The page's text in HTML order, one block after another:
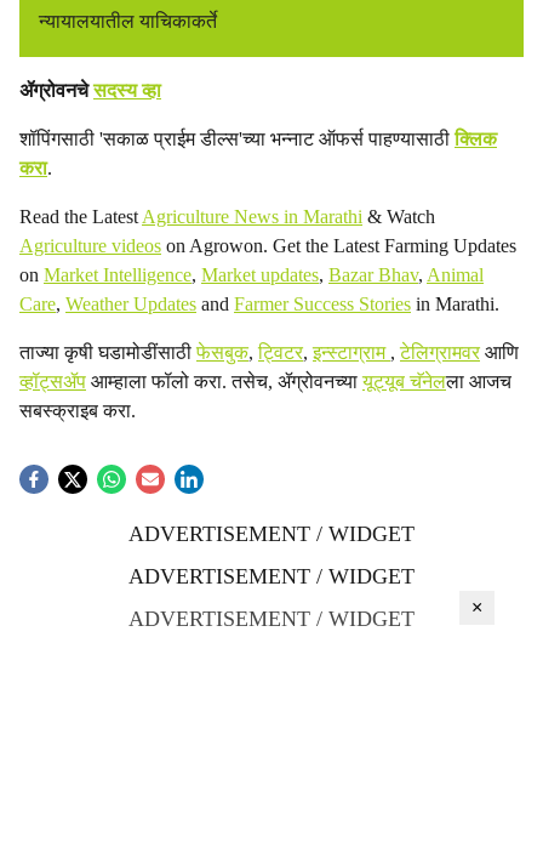
न्यायालयातील याचिकाकर्ते
ॲग्रोवनचेसदस्य व्हा
शॉपिंगसाठी 'सकाळ प्राईम डील्स'च्या भन्नाट ऑफर्स पाहण्यासाठीक्लिक
करा.
Read the Latest Agriculture News in Marathi & Watch
Agriculture videos on Agrowon. Get the Latest Farming Updates
on Market Intelligence, Market updates, Bazar Bhav, Animal
Care, Weather Updates and Farmer Success Stories in Marathi.
ताज्या कृषी घडामोडींसाठीफेसबुक,ट्विटर,इन्स्टाग्राम ,टेलिग्रामवरआणि
व्हॉट्सॲप आम्हाला फॉलो करा. तसेच, ॲग्रोवनच्यायूट्यूब चॅनेलला आजच
सबस्क्राइब करा.
ADVERTISEMENT / WIDGET
ADVERTISEMENT / WIDGET
ADVERTISEMENT / WIDGET
×